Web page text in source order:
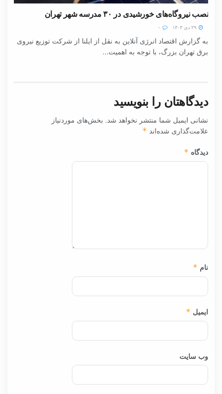
نصب نیروگاه‌های خورشیدی در ۳۰ مدرسه شهر تهران
به گزارش اقتصاد انرژی آنلاین به نقل از ایلنا از شرکت توزیع نیروی
برق تهران بزرگ، با توجه به اهمیت...
دیدگاهتان را بنویسید
نشانی ایمیل شما منتشر نخواهد شد. بخش‌های موردنیاز
علامت‌گذاری شده‌اند *
دیدگاه *
نام *
ایمیل *
وب‌ سایت